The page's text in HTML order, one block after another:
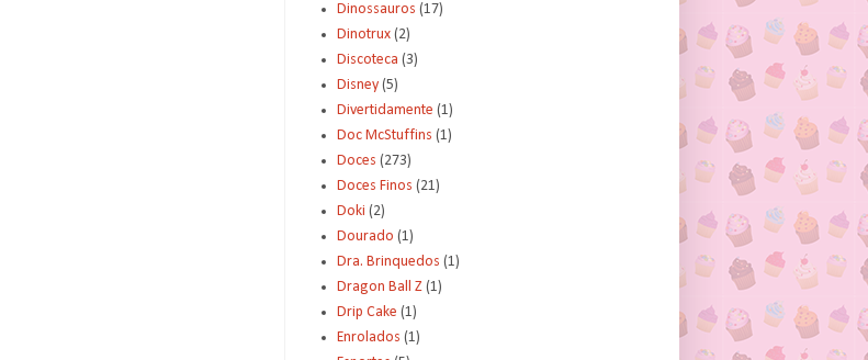
Dinossauros (17)
Dinotrux (2)
Discoteca (3)
Disney (5)
Divertidamente (1)
Doc McStuffins (1)
Doces (273)
Doces Finos (21)
Doki (2)
Dourado (1)
Dra. Brinquedos (1)
Dragon Ball Z (1)
Drip Cake (1)
Enrolados (1)